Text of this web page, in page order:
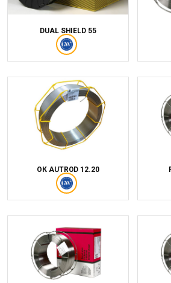
DUAL SHIELD 55
ОК AUTROD 12.20